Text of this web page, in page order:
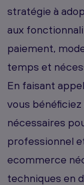
stratégie à
aux
paiement,
temps et
En faisant
vous
nécessaires
professionnel
ecommerce
techniques en